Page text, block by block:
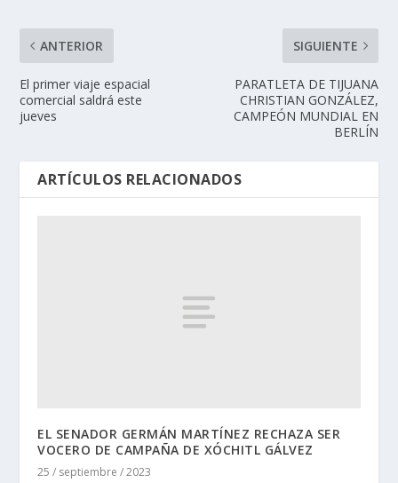
ANTERIOR
El primer viaje espacial
comercial saldrá este
jueves
SIGUIENTE
PARATLETA DE TIJUANA
CHRISTIAN GONZÁLEZ,
CAMPEÓN MUNDIAL EN
BERLÍN
ARTÍCULOS RELACIONADOS
EL SENADOR GERMÁN MARTÍNEZ RECHAZA SER
VOCERO DE CAMPAÑA DE XÓCHITL GÁLVEZ
25 / septiembre / 2023